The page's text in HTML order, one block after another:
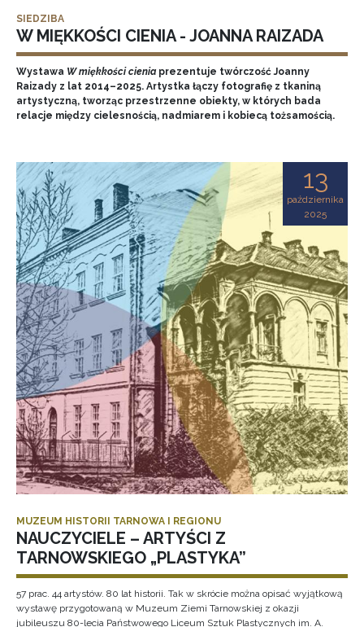
SIEDZIBA
W MIĘKKOŚCI CIENIA - JOANNA RAIZADA
Wystawa W miękkości cieniaprezentuje twórczość Joanny
Raizady z lat 2014–2025. Artystka łączy fotografię z tkaniną
artystyczną, tworząc przestrzenne obiekty, w których bada
relacje między cielesnością, nadmiarem i kobiecą tożsamością.
13
października
2025
MUZEUM HISTORII TARNOWA I REGIONU
NAUCZYCIELE – ARTYŚCI Z
TARNOWSKIEGO „PLASTYKA”
57 prac. 44 artystów. 80 lat historii. Tak w skrócie można opisać wyjątkową
wystawę przygotowaną w Muzeum Ziemi Tarnowskiej z okazji
jubileuszu 80-lecia Państwowego Liceum Sztuk Plastycznych im. A.